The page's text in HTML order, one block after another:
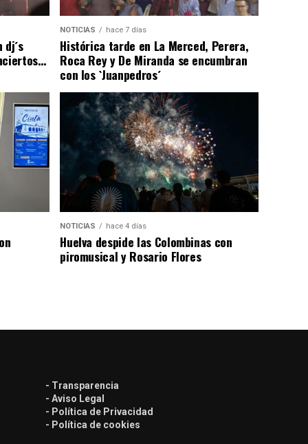
NOTICIAS hace 7 días
Histórica tarde en La Merced, Perera,
Roca Rey y De Miranda se encumbran
con los `Juanpedros´
NOTICIAS hace 4 días
Huelva despide las Colombinas con
piromusical y Rosario Flores
- Transparencia
- Aviso Legal
- Política de Privacidad
- Política de cookies